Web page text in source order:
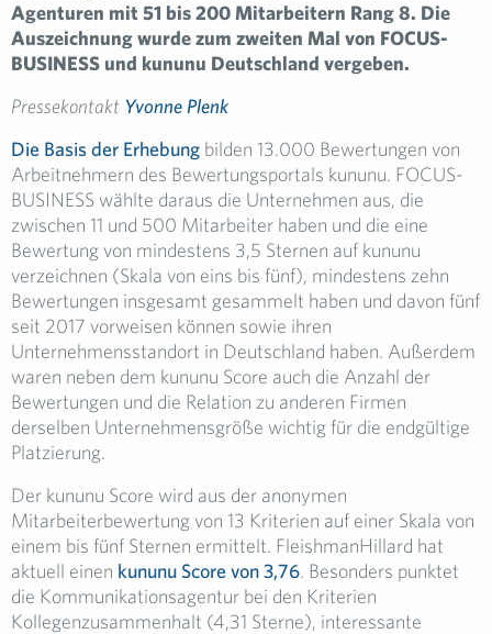
Agenturen mit 51 bis 200 Mitarbeitern Rang 8. Die
Auszeichnung wurde zum zweiten Mal von FOCUS-
BUSINESS und kununu Deutschland vergeben.
Pressekontakt Yvonne Plenk
Die Basis der Erhebung bilden 13.000 Bewertungen von
Arbeitnehmern des Bewertungsportals kununu. FOCUS-
BUSINESS wählte daraus die Unternehmen aus, die
zwischen 11 und 500 Mitarbeiter haben und die eine
Bewertung von mindestens 3,5 Sternen auf kununu
verzeichnen (Skala von eins bis fünf), mindestens zehn
Bewertungen insgesamt gesammelt haben und davon fünf
seit 2017 vorweisen können sowie ihren
Unternehmensstandort in Deutschland haben. Außerdem
waren neben dem kununu Score auch die Anzahl der
Bewertungen und die Relation zu anderen Firmen
derselben Unternehmensgröße wichtig für die endgültige
Platzierung.
Der kununu Score wird aus der anonymen
Mitarbeiterbewertung von 13 Kriterien auf einer Skala von
einem bis fünf Sternen ermittelt. FleishmanHillard hat
aktuell einen kununu Score von 3,76. Besonders punktet
die Kommunikationsagentur bei den Kriterien
Kollegenzusammenhalt (4,31 Sterne), interessante